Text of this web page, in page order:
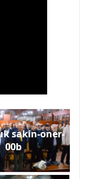
sakin-oner-
00b